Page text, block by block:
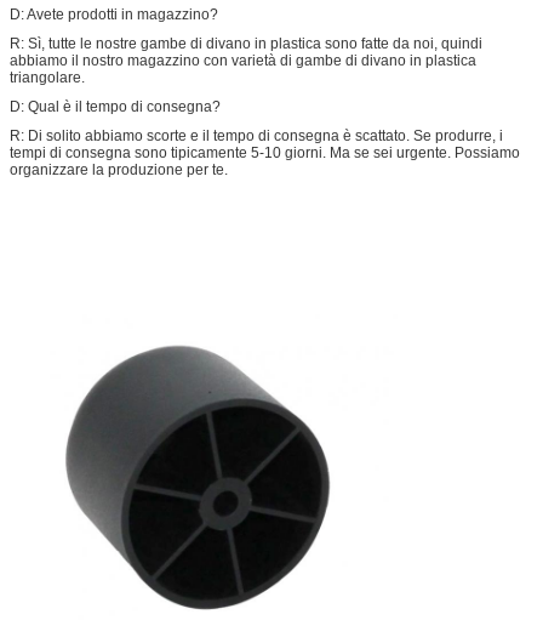
D: Avete prodotti in magazzino?
R: Sì, tutte le nostre gambe di divano in plastica sono fatte da noi, quindi
abbiamo il nostro magazzino con varietà di gambe di divano in plastica
triangolare.
D: Qual è il tempo di consegna?
R: Di solito abbiamo scorte e il tempo di consegna è scattato. Se produrre, i
tempi di consegna sono tipicamente 5-10 giorni. Ma se sei urgente. Possiamo
organizzare la produzione per te.